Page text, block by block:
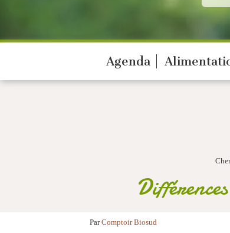
Agenda
ParComptoir Biosud